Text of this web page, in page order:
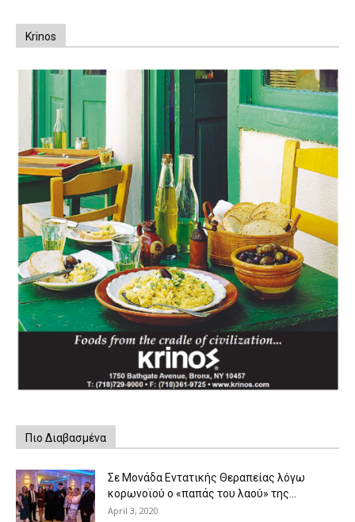
Krinos
Πιο Διαβασμένα
Σε Μονάδα Εντατικής Θεραπείας λόγω
κορωνοϊού ο «παπάς του λαού» της...
April 3, 2020